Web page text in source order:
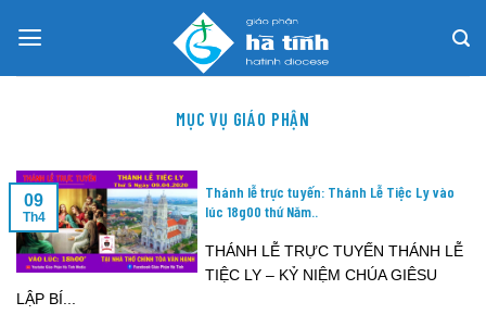
MỤC VỤ GIÁO PHẬN
Thánh lễ trực tuyến: Thánh Lễ Tiệc Ly vào
lúc 18g00 thứ Năm..
THÁNH LỄ TRỰC TUYẾN THÁNH LỄ
TIỆC LY – KỶ NIỆM CHÚA GIÊSU
LẬP BÍ...
09
Th4